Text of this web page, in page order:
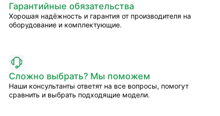
Гарантийные обязательства
Хорошая надёжность и гарантия от производителя на
оборудование и комплектующие.
Сложно выбрать? Мы поможем
Наши консультанты ответят на все вопросы, помогут
сравнить и выбрать подходящие модели.